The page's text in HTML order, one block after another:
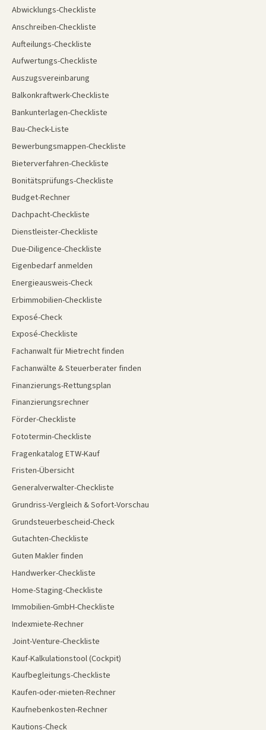
Abwicklungs-Checkliste
Anschreiben-Checkliste
Aufteilungs-Checkliste
Aufwertungs-Checkliste
Auszugsvereinbarung
Balkonkraftwerk-Checkliste
Bankunterlagen-Checkliste
Bau-Check-Liste
Bewerbungsmappen-Checkliste
Bieterverfahren-Checkliste
Bonitätsprüfungs-Checkliste
Budget-Rechner
Dachpacht-Checkliste
Dienstleister-Checkliste
Due-Diligence-Checkliste
Eigenbedarf anmelden
Energieausweis-Check
Erbimmobilien-Checkliste
Exposé-Check
Exposé-Checkliste
Fachanwalt für Mietrecht finden
Fachanwälte & Steuerberater finden
Finanzierungs-Rettungsplan
Finanzierungsrechner
Förder-Checkliste
Fototermin-Checkliste
Fragenkatalog ETW-Kauf
Fristen-Übersicht
Generalverwalter-Checkliste
Grundriss-Vergleich & Sofort-Vorschau
Grundsteuerbescheid-Check
Gutachten-Checkliste
Guten Makler finden
Handwerker-Checkliste
Home-Staging-Checkliste
Immobilien-GmbH-Checkliste
Indexmiete-Rechner
Joint-Venture-Checkliste
Kauf-Kalkulationstool (Cockpit)
Kaufbegleitungs-Checkliste
Kaufen-oder-mieten-Rechner
Kaufnebenkosten-Rechner
Kautions-Check